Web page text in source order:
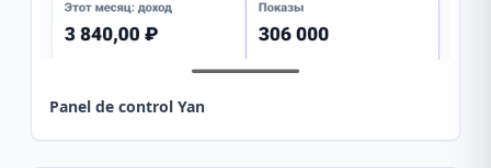
Panel de control Yan